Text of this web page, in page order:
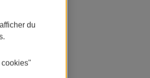
du
cookies"